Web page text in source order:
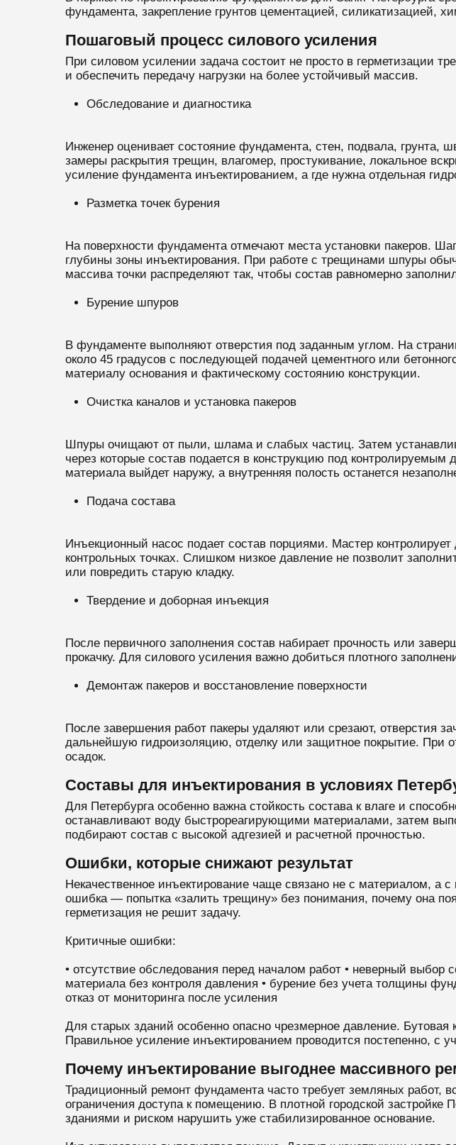
фундамента, закрепление грунтов цементацией, силикатизацией,
Пошаговый процесс силового усиления
При силовом усилении задача состоит не просто в герметизации
и обеспечить передачу нагрузки на более устойчивый массив.
Обследование и диагностика
Инженер оценивает состояние фундамента, стен, подвала,
замеры раскрытия трещин, влагомер, простукивание, локальное
усиление фундамента инъектированием, а где нужна отдельная
Разметка точек бурения
На поверхности фундамента отмечают места установки пакеров.
глубины зоны инъектирования. При работе с трещинами шпуры
массива точки распределяют так, чтобы состав равномерно
Бурение шпуров
В фундаменте выполняют отверстия под заданным углом. На
около 45 градусов с последующей подачей цементного или
материалу основания и фактическому состоянию конструкции.
Очистка каналов и установка пакеров
Шпуры очищают от пыли, шлама и слабых частиц. Затем
через которые состав подается в конструкцию под
материала выйдет наружу, а внутренняя полость останется
Подача состава
Инъекционный насос подает состав порциями. Мастер
контрольных точках. Слишком низкое давление не позволит
или повредить старую кладку.
Твердение и доборная инъекция
После первичного заполнения состав набирает прочность или
прокачку. Для силового усиления важно добиться плотного
Демонтаж пакеров и восстановление поверхности
После завершения работ пакеры удаляют или срезают, отверстия
дальнейшую гидроизоляцию, отделку или защитное покрытие. При
осадок.
Составы для инъектирования в условиях
Для Петербурга особенно важна стойкость состава к влаге и
останавливают воду быстрореагирующими материалами, затем
подбирают состав с высокой адгезией и расчетной прочностью.
Ошибки, которые снижают результат
Некачественное инъектирование чаще связано не с материалом, а
ошибка — попытка «залить трещину» без понимания, почему она
герметизация не решит задачу.
Критичные ошибки:
• отсутствие обследования перед началом работ • неверный
материала без контроля давления • бурение без учета толщины
отказ от мониторинга после усиления
Для старых зданий особенно опасно чрезмерное давление.
Правильное усиление инъектированием проводится постепенно, с
Почему инъектирование выгоднее массивного
Традиционный ремонт фундамента часто требует земляных работ,
ограничения доступа к помещению. В плотной городской
зданиями и риском нарушить уже стабилизированное основание.